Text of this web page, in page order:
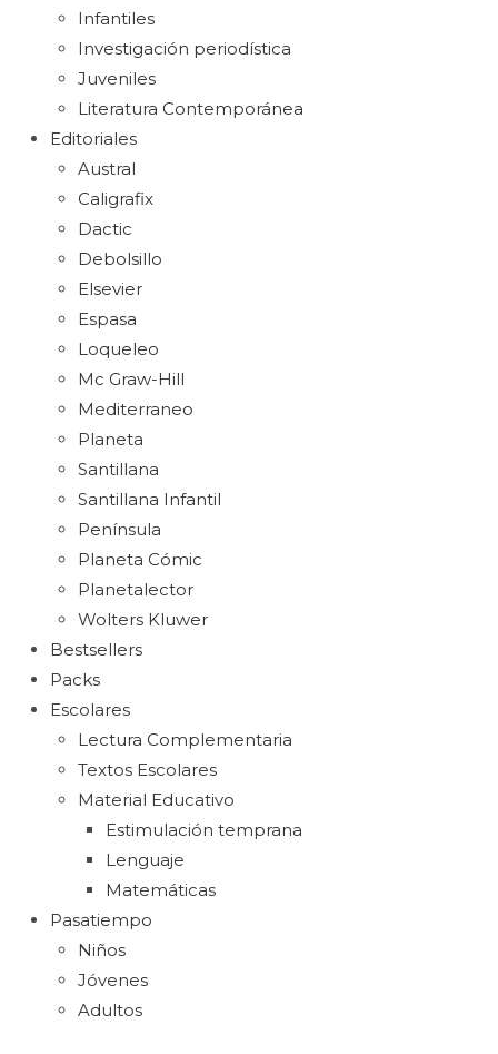
Infantiles
Investigación periodística
Juveniles
Literatura Contemporánea
Editoriales
Austral
Caligrafix
Dactic
Debolsillo
Elsevier
Espasa
Loqueleo
Mc Graw-Hill
Mediterraneo
Planeta
Santillana
Santillana Infantil
Península
Planeta Cómic
Planetalector
Wolters Kluwer
Bestsellers
Packs
Escolares
Lectura Complementaria
Textos Escolares
Material Educativo
Estimulación temprana
Lenguaje
Matemáticas
Pasatiempo
Niños
Jóvenes
Adultos